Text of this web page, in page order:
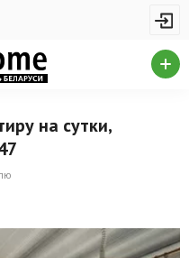
на сутки,